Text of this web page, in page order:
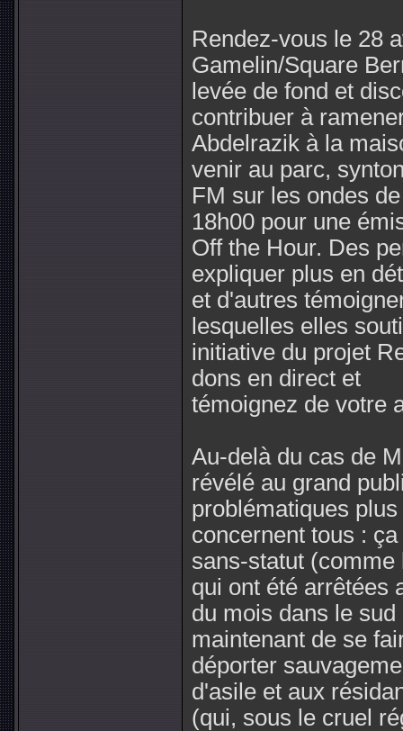
Rendez-vous le 28
Gamelin/Square
levée de fond et
contribuer à
Abdelrazik à la
venir au parc,
FM sur les ondes
18h00 pour une
Off the Hour. Des
expliquer plus en
et d'autres
lesquelles elles
initiative du projet
dons en direct et
témoignez de votre
Au-delà du cas de
révélé au grand
problématiques
concernent tous :
sans-statut
qui ont été arrêtées
du mois dans le
maintenant de se
déporter
d'asile et aux
(qui, sous le cruel